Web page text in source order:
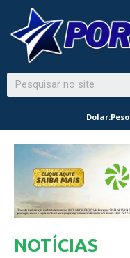
Dolar:
NOTÍCIAS